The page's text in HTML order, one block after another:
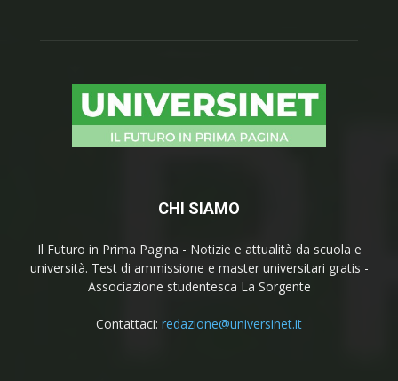
CHI SIAMO
Il Futuro in Prima Pagina - Notizie e attualità da scuola e
università. Test di ammissione e master universitari gratis -
Associazione studentesca La Sorgente
Contattaci: redazione@universinet.it